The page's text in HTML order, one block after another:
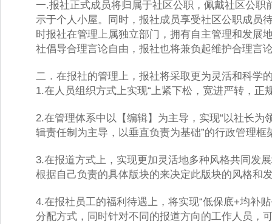
一.报社正式成员将归属于社区公职，佩戴社区公职
示于个人小屋。同时，报社成员享受社区公职成员
时报社在管理上属独立部门，拥有自主管理和发展
社倡导合理言论自由，报社也将兼负起维护合理言
二．在报社的管理上，报社将采取更为灵活和科学
1.在人员组织方式上实现“上紧下松，宽进严转，正
2.在管理体系中以【编辑】为主导，实现“以社长为
辑责任制为主导，以垂直负责为基础”的行政管理框
3.在报道方式上，实现更加灵活地多种风格共同发
根据自己负责的具体版块的来决定此版块的风格和
4.在报社员工的福利待遇上，将实现“低保底+均补
分配方式，同时针对不同的报道方向的工作人员，